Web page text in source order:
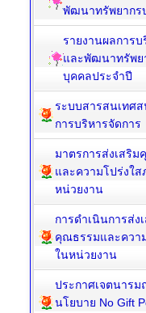
พัฒนาทรัพยากร
รายงานผลการบ
และพัฒนาทรัพย
บุคคลประจำปี
ระบบสารสนเทศ
การบริหารจัดการ
มาตรการส่งเสริม
และความโปร่งใส
หน่วยงาน
การดำเนินการส่ง
คุณธรรมและควา
ในหน่วยงาน
ประกาศเจตนาร
นโยบาย No Gift